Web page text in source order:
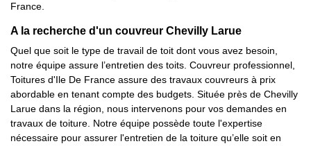
France.
A la recherche d'un couvreur Chevilly Larue
Quel que soit le type de travail de toit dont vous avez besoin,
notre équipe assure l’entretien des toits. Couvreur professionnel,
Toitures d'Ile De France assure des travaux couvreurs à prix
abordable en tenant compte des budgets. Située près de Chevilly
Larue dans la région, nous intervenons pour vos demandes en
travaux de toiture. Notre équipe possède toute l'expertise
nécessaire pour assurer l'entretien de la toiture qu’elle soit en